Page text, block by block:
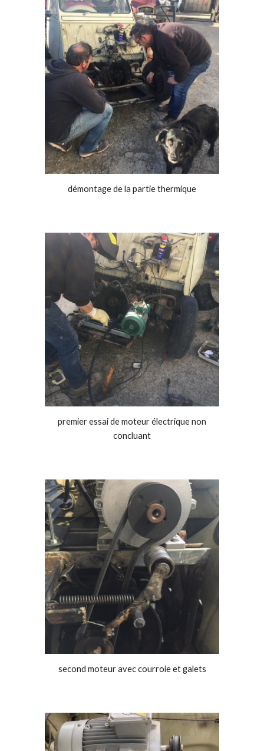
démontage de la partie thermique
premier essai de moteur électrique non
concluant
second moteur avec courroie et galets